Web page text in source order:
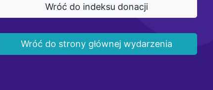
Wróć do indeksu donacji
Wróć do strony głównej wydarzenia